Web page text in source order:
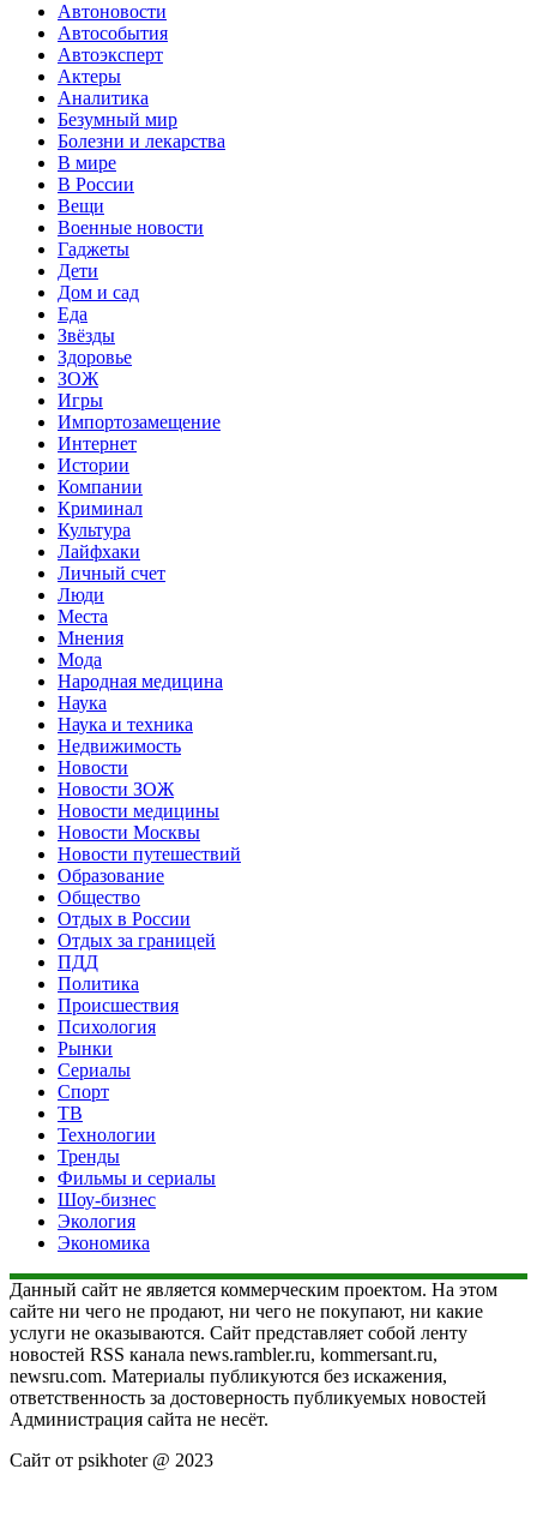
Автоновости
Автособытия
Автоэксперт
Актеры
Аналитика
Безумный мир
Болезни и лекарства
В мире
В России
Вещи
Военные новости
Гаджеты
Дети
Дом и сад
Еда
Звёзды
Здоровье
ЗОЖ
Игры
Импортозамещение
Интернет
Истории
Компании
Криминал
Культура
Лайфхаки
Личный счет
Люди
Места
Мнения
Мода
Народная медицина
Наука
Наука и техника
Недвижимость
Новости
Новости ЗОЖ
Новости медицины
Новости Москвы
Новости путешествий
Образование
Общество
Отдых в России
Отдых за границей
ПДД
Политика
Происшествия
Психология
Рынки
Сериалы
Спорт
ТВ
Технологии
Тренды
Фильмы и сериалы
Шоу-бизнес
Экология
Экономика
Данный сайт не является коммерческим проектом. На этом
сайте ни чего не продают, ни чего не покупают, ни какие
услуги не оказываются. Сайт представляет собой ленту
новостей RSS канала news.rambler.ru, kommersant.ru,
newsru.com. Материалы публикуются без искажения,
ответственность за достоверность публикуемых новостей
Администрация сайта не несёт.
Сайт от psikhoter @ 2023